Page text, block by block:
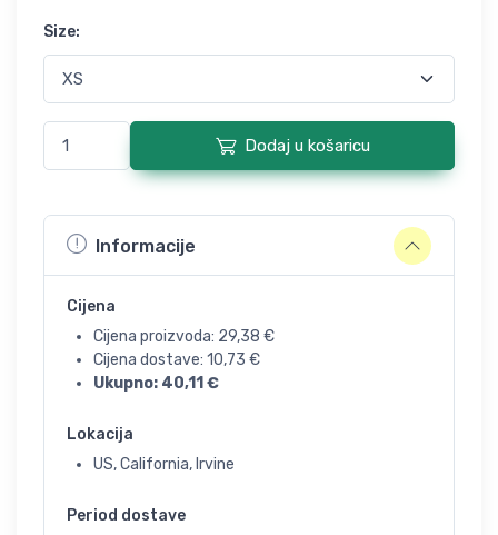
Size:
Dodaj u košaricu
Informacije
Cijena
Cijena proizvoda: 29,38 €
Cijena dostave: 10,73 €
Ukupno: 40,11 €
Lokacija
US, California, Irvine
Period dostave